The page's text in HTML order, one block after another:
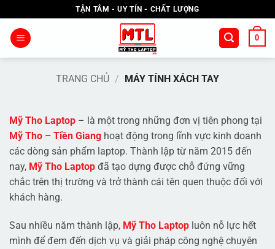
qua
nội
TẬN TÂM - UY TÍN - CHẤT LƯỢNG
0
TRANG CHỦ / MÁY TÍNH XÁCH TAY
Mỹ Tho Laptop – là một trong những đơn vị tiên phong tại
Mỹ Tho – Tiền Giang hoạt động trong lĩnh vực kinh doanh
các dòng sản phẩm laptop. Thành lập từ năm 2015 đến
nay, Mỹ Tho Laptop đã tạo dựng được chỗ đứng vững
chắc trên thị trường và trở thành cái tên quen thuộc đối với
khách hàng.
Sau nhiều năm thành lập, Mỹ Tho Laptop luôn nỗ lực hết
mình để đem đến dịch vụ và giải pháp công nghệ chuyên